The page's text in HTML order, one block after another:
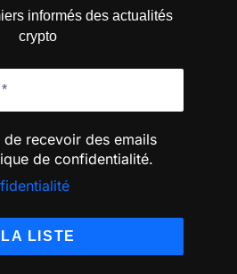
informés des actualités
crypto
recevoir des emails
de confidentialité.